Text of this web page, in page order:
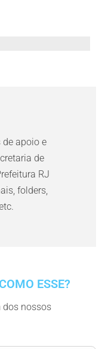
de apoio e
de
RJ
folders,
ESSE?
dos nossos